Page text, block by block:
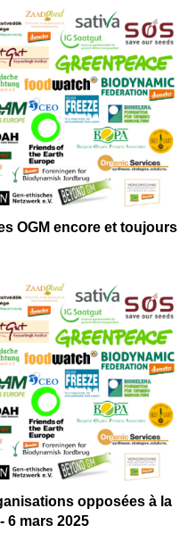
OGM encore et toujours
opposées à la
6 mars 2025